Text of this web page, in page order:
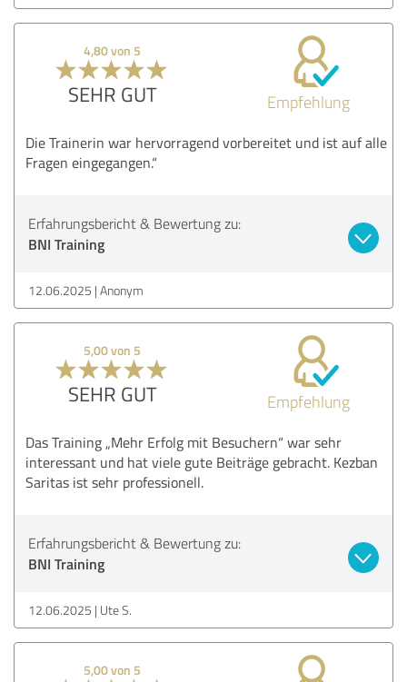
4,80 von 5
SEHR GUT Empfehlung
Die Trainerin war hervorragend vorbereitet und ist auf alle
Fragen eingegangen.“
Erfahrungsbericht & Bewertung zu:
BNI Training
12.06.2025 Anonym
5,00 von 5
SEHR GUT Empfehlung
Das Training „Mehr Erfolg mit Besuchern“ war sehr
interessant und hat viele gute Beiträge gebracht. Kezban
Saritas ist sehr professionell.
Erfahrungsbericht & Bewertung zu:
BNI Training
12.06.2025 Ute S.
5,00 von 5